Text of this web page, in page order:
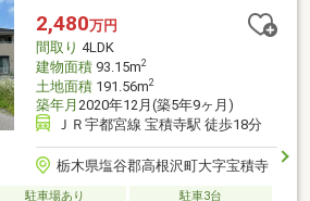
入相談 承ります！経験豊富なスタッフが
2,480万円
間取り 4LDK
建物面積93.15m2
土地面積191.56m2
築年月 2020年12月(築5年9ヶ月)
ＪＲ宇都宮線 宝積寺駅 徒歩18分
栃木県塩谷郡高根沢町大字宝積寺
駐車場あり
駐車3台